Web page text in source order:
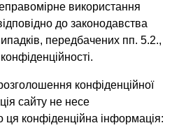
використання
до законодавства
передбачених пп. 5.2.,
конфіденційної
сайту не несе
ця конфіденційна інформація: